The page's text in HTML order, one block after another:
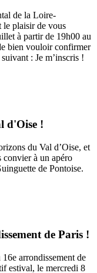
de la Loire-
le plaisir de vous
à partir de 19h00 au
bien vouloir confirmer
: Je m’inscris !
d'Oise !
du Val d’Oise, et
à un apéro
de Pontoise.
de Paris !
arrondissement de
estival, le mercredi 8